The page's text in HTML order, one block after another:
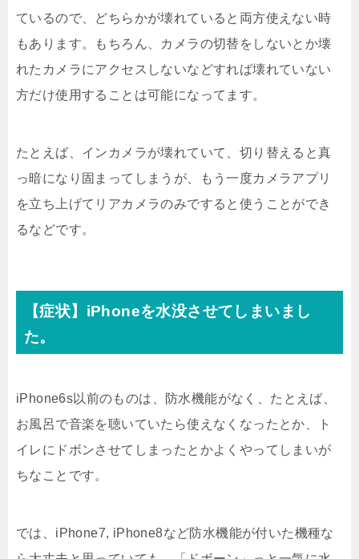
ているので、どちらかが壊れていると両方使えない時
もあります。もちろん、カメラの切替をしないとか壊
れたカメラにアクセスしないなどすれば壊れていない
方だけ使用することは可能になってます。
たとえば、インカメラが壊れていて、切り替えると真
っ暗になり固まってしまうが、もう一度カメラアプリ
を立ち上げてリアカメラのみですると使うことができ
るなどです。
【症状】iPhoneを水没させてしまいまし
た。
iPhone6s以前のものは、防水機能がなく、たとえば、
お風呂で音楽を聴いていたら使えなくなったとか、ト
イレにドボンさせてしまったとかよくやってしまいが
ちなことです。
では、iPhone7, iPhone8など防水機能が付いた機種な